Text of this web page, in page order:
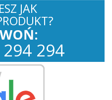
JAK
294 294